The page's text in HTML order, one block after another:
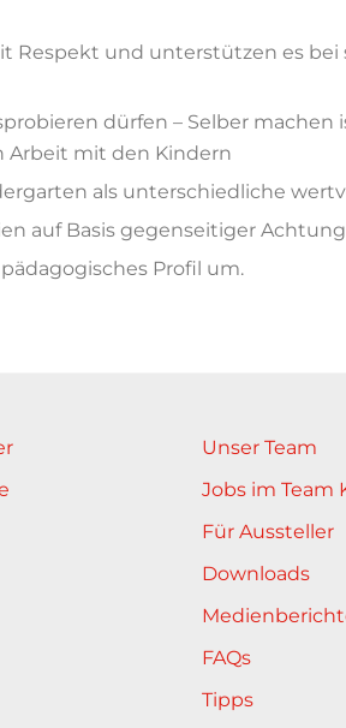
Respekt und unterstützen es bei
dürfen – Selber machen
Arbeit mit den Kindern
als unterschiedliche
auf Basis gegenseitiger
Profil um.
Unser Team
Jobs im Team
Für Aussteller
Downloads
FAQs
Tipps